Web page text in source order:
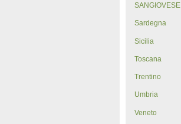
SANGIOVESE
Sardegna
Sicilia
Toscana
Trentino
Umbria
Veneto